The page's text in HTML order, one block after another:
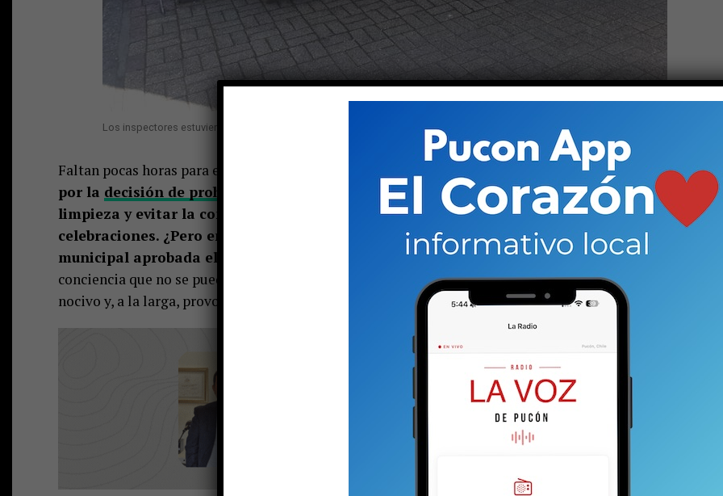
Los inspectores estuvieron en terreno fiscalizando para que se cumpla la ordenanza del confeti.
Faltan pocas horas para el 2019 y Pucón ha marcado presencia en los medios regionales y nacionales
por la decisión de prohibir el confeti o la chaya (su nombre popular). La idea, es aportar a la
limpieza y evitar la contaminación por este elemento, tradicional en este tipo de
celebraciones. ¿Pero en qué consistirá la prohibición materializada en una ordenanza
municipal aprobada el viernes 28 de diciembre?
De acuerdo a los directivos municipales, existe la
conciencia que no se puede prohibir del todo, pero sí crear conciencia en el público de que su uso es
nocivo y, a la larga, provoca molestias.